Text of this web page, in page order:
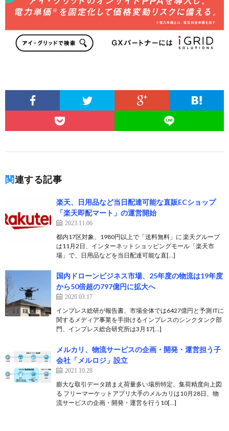
関連する記事
楽天、日用品など当日配達可能な直販ECショップ
「楽天即配マート」の運営開始
2023.11.06
都内17区対象、1980円以上で「送料無料」に 楽天グループ
は11月2日、インターネットショッピングモール「楽天市
場」で、日用品などを当日配達可能な直[…]
国内ドローンビジネス市場、25年度の物流は19年度
から50倍超の797億円に拡大へ
2020.03.17
インプレス総研が報告書、市場全体では6427億円と予測 ITに
関するメディア事業を手掛けるインプレスのシンクタンク部
門、インプレス総合研究所は3月17[…]
メルカリ、物流サービスの企画・開発・運営担う子
会社「メルロジ」設立
2021.10.28
膨大な取引データ踏まえ荷量多い場所特定、集荷精度向上図
る フリーマーケットアプリ大手のメルカリは10月28日、物
流サービスの企画・開発・運営を行う10[…]